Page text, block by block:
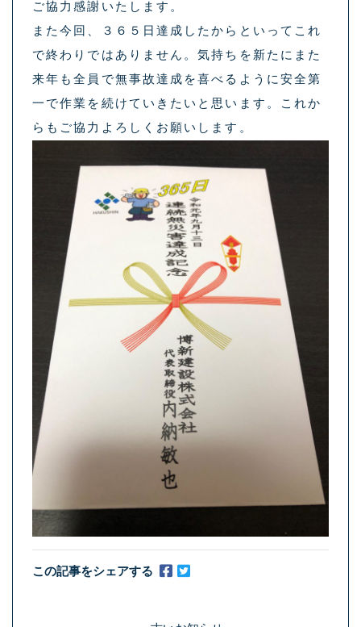
ご協力感謝いたします。
また今回、３６５日達成したからといってこれ
で終わりではありません。気持ちを新たにまた
来年も全員で無事故達成を喜べるように安全第
一で作業を続けていきたいと思います。これか
らもご協力よろしくお願いします。
この記事をシェアする